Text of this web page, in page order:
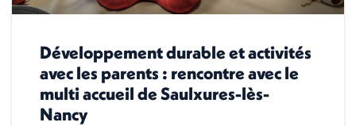
Développement durable et activités
avec les parents : rencontre avec le
multi accueil de Saulxures-lès-
Nancy